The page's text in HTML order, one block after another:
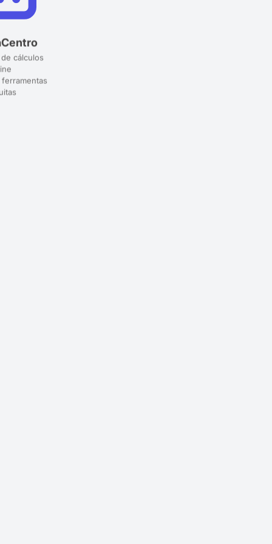
cálculos